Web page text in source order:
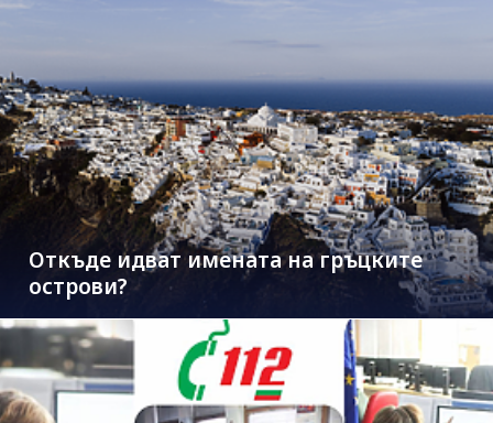
Откъде идват имената на гръцките
острови?